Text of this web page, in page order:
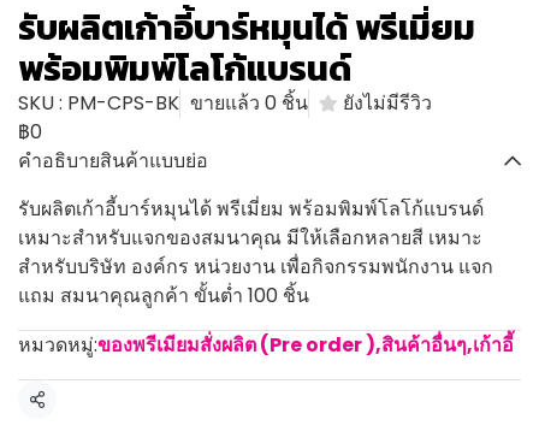
รับผลิตเก้าอี้บาร์หมุนได้ พรีเมี่ยม
พร้อมพิมพ์โลโก้แบรนด์
SKU : PM-CPS-BK ขายแล้ว 0 ชิ้น
ยังไม่มีรีวิว
฿0
คำอธิบายสินค้าแบบย่อ
รับผลิตเก้าอี้บาร์หมุนได้ พรีเมี่ยม พร้อมพิมพ์โลโก้แบรนด์
เหมาะสำหรับแจกของสมนาคุณ มีให้เลือกหลายสี เหมาะ
สำหรับบริษัท องค์กร หน่วยงาน เพื่อกิจกรรมพนักงาน แจก
แถม สมนาคุณลูกค้า ขั้นต่ำ 100 ชิ้น
หมวดหมู่:ของพรีเมียมสั่งผลิต (Pre order ),สินค้าอื่นๆ,เก้าอี้
แชร์